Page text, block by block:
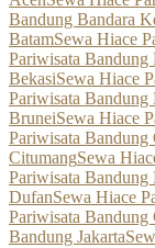
Bandung Bandara
BatamSewa Hiace
Pariwisata Bandung
BekasiSewa Hiace
Pariwisata Bandung
BruneiSewa Hiace
Pariwisata Bandung
CitumangSewa
Pariwisata Bandung
DufanSewa Hiace
Pariwisata
Bandung Jakarta